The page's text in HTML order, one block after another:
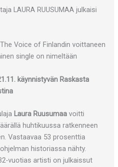
Voice of Finlandin voittaneen
single on nimeltään
käynnistyvän Raskasta
Laura Ruusumaa voitti
huhtikuussa ratkenneen
Vastaavaa 53 prosenttia
historiassa nähty.
vuotias artisti on julkaissut